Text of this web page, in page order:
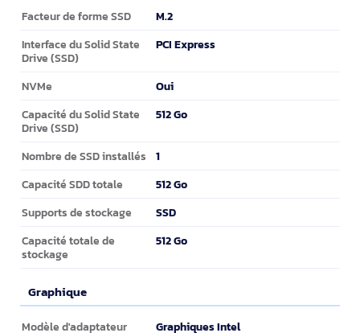
Support de stockage
Facteur de forme SSD M.2
Interface du Solid State
Drive (SSD)
PCI Express
NVMe Oui
Capacité du Solid State
Drive (SSD)
512 Go
Nombre de SSD installés 1
Capacité SDD totale 512 Go
Supports de stockage SSD
Capacité totale de
stockage
512 Go
Graphique
Graphique
Modèle d'adaptateur
Graphiques Intel